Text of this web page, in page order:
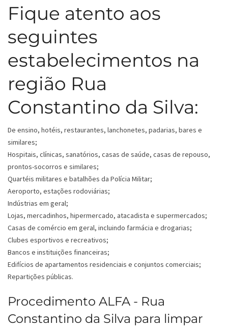
Fique atento aos
seguintes
estabelecimentos na
região Rua
Constantino da Silva:
De ensino, hotéis, restaurantes, lanchonetes, padarias, bares e
similares;
Hospitais, clínicas, sanatórios, casas de saúde, casas de repouso,
prontos-socorros e similares;
Quartéis militares e batalhões da Polícia Militar;
Aeroporto, estações rodoviárias;
Indústrias em geral;
Lojas, mercadinhos, hipermercado, atacadista e supermercados;
Casas de comércio em geral, incluindo farmácia e drogarias;
Clubes esportivos e recreativos;
Bancos e instituições financeiras;
Edifícios de apartamentos residenciais e conjuntos comerciais;
Repartições públicas.
Procedimento ALFA - Rua
Constantino da Silva para limpar